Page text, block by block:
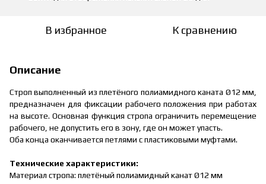
В избранное К сравнению
Описание
Строп выполненный из плетёного полиамидного каната Ø12 мм,
предназначен для фиксации рабочего положения при работах
на высоте. Основная функция стропа ограничить перемещение
рабочего, не допустить его в зону, где он может упасть.
Оба конца оканчивается петлями с пластиковыми муфтами.
Технические характеристики:
Материал стропа: плетёный полиамидный канат Ø12 мм